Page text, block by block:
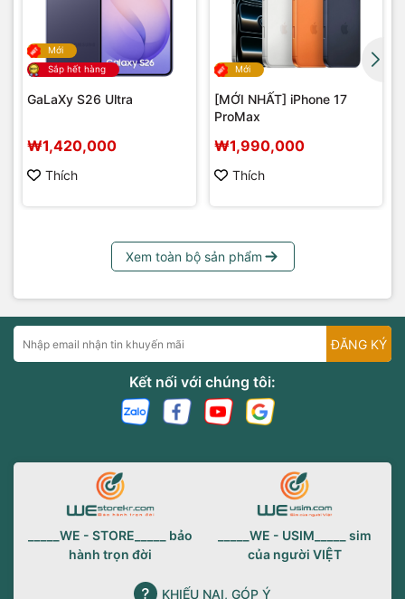
Mới
Sắp hết hàng
GaLaXy S26 Ultra
₩1,420,000
Thích
Mới
[MỚI NHẤT] iPhone 17
ProMax
₩1,990,000
Thích
Xem toàn bộ sản phẩm
ĐĂNG KÝ
Kết nối với chúng tôi:
_____WE - STORE_____ bảo
hành trọn đời
_____WE - USIM_____ sim
của người VIỆT
KHIẾU NẠI, GÓP Ý